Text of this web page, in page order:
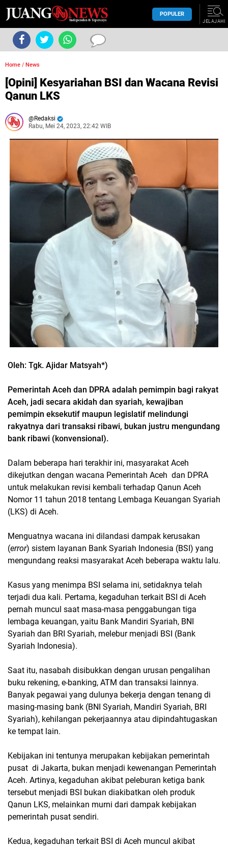
POPULER
JELAJAHI
Home / News
[Opini] Kesyariahan BSI dan Wacana Revisi
Qanun LKS
Redaksi
Rabu, Mei 24, 2023, 22:42 WIB
Oleh: Tgk. Ajidar Matsyah*)
Pemerintah Aceh dan DPRA adalah pemimpin bagi rakyat
Aceh, jadi secara akidah dan syariah, kewajiban
pemimpin eksekutif maupun legislatif melindungi
rakyatnya dari transaksi ribawi, bukan justru mengundang
bank ribawi (konvensional).
Dalam beberapa hari terakhir ini, masyarakat Aceh
dikejutkan dengan wacana Pemerintah Aceh dan DPRA
untuk melakukan revisi kembali terhadap Qanun Aceh
Nomor 11 tahun 2018 tentang Lembaga Keuangan Syariah
(LKS) di Aceh.
Menguatnya wacana ini dilandasi dampak kerusakan
(error) sistem layanan Bank Syariah Indonesia (BSI) yang
mengundang reaksi masyarakat Aceh beberapa waktu lalu.
Kasus yang menimpa BSI selama ini, setidaknya telah
terjadi dua kali. Pertama, kegaduhan terkait BSI di Aceh
pernah muncul saat masa-masa penggabungan tiga
lembaga keuangan, yaitu Bank Mandiri Syariah, BNI
Syariah dan BRI Syariah, melebur menjadi BSI (Bank
Syariah Indonesia).
Saat itu, nasabah disibukkan dengan urusan pengalihan
buku rekening, e-banking, ATM dan transaksi lainnya.
Banyak pegawai yang dulunya bekerja dengan tenang di
masing-masing bank (BNI Syariah, Mandiri Syariah, BRI
Syariah), kehilangan pekerjaannya atau dipindahtugaskan
ke tempat lain.
Kebijakan ini tentunya merupakan kebijakan pemerintah
pusat di Jakarta, bukan menjadi kewenangan Pemerintah
Aceh. Artinya, kegaduhan akibat peleburan ketiga bank
tersebut menjadi BSI bukan diakibatkan oleh produk
Qanun LKS, melainkan murni dari dampak kebijakan
pemerintah pusat sendiri.
Kedua, kegaduhan terkait BSI di Aceh muncul akibat